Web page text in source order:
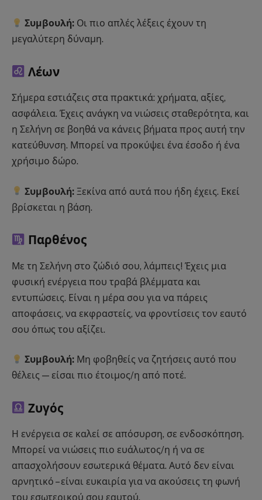
Συμβουλή: Οι πιο απλές λέξεις έχουν τη
μεγαλύτερη δύναμη.
Λέων
Σήμερα εστιάζεις στα πρακτικά: χρήματα, αξίες,
ασφάλεια. Έχεις ανάγκη να νιώσεις σταθερότητα, και
η Σελήνη σε βοηθά να κάνεις βήματα προς αυτή την
κατεύθυνση. Μπορεί να προκύψει ένα έσοδο ή ένα
χρήσιμο δώρο.
Συμβουλή: Ξεκίνα από αυτά που ήδη έχεις. Εκεί
βρίσκεται η βάση.
Παρθένος
Με τη Σελήνη στο ζώδιό σου, λάμπεις! Έχεις μια
φυσική ενέργεια που τραβά βλέμματα και
εντυπώσεις. Είναι η μέρα σου για να πάρεις
αποφάσεις, να εκφραστείς, να φροντίσεις τον εαυτό
σου όπως του αξίζει.
Συμβουλή: Μη φοβηθείς να ζητήσεις αυτό που
θέλεις — είσαι πιο έτοιμος/η από ποτέ.
Ζυγός
Η ενέργεια σε καλεί σε απόσυρση, σε ενδοσκόπηση.
Μπορεί να νιώσεις πιο ευάλωτος/η ή να σε
απασχολήσουν εσωτερικά θέματα. Αυτό δεν είναι
αρνητικό – είναι ευκαιρία για να ακούσεις τη φωνή
του εσωτερικού σου εαυτού.